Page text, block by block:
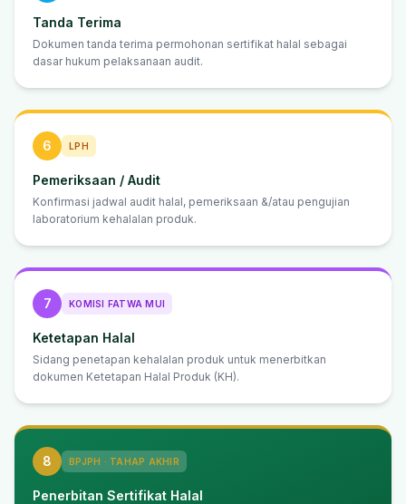
Tanda Terima
Dokumen tanda terima permohonan sertifikat halal sebagai
dasar hukum pelaksanaan audit.
6 LPH
Pemeriksaan / Audit
Konfirmasi jadwal audit halal, pemeriksaan &/atau pengujian
laboratorium kehalalan produk.
7 KOMISI FATWA MUI
Ketetapan Halal
Sidang penetapan kehalalan produk untuk menerbitkan
dokumen Ketetapan Halal Produk (KH).
8 BPJPH · TAHAP AKHIR
Penerbitan Sertifikat Halal